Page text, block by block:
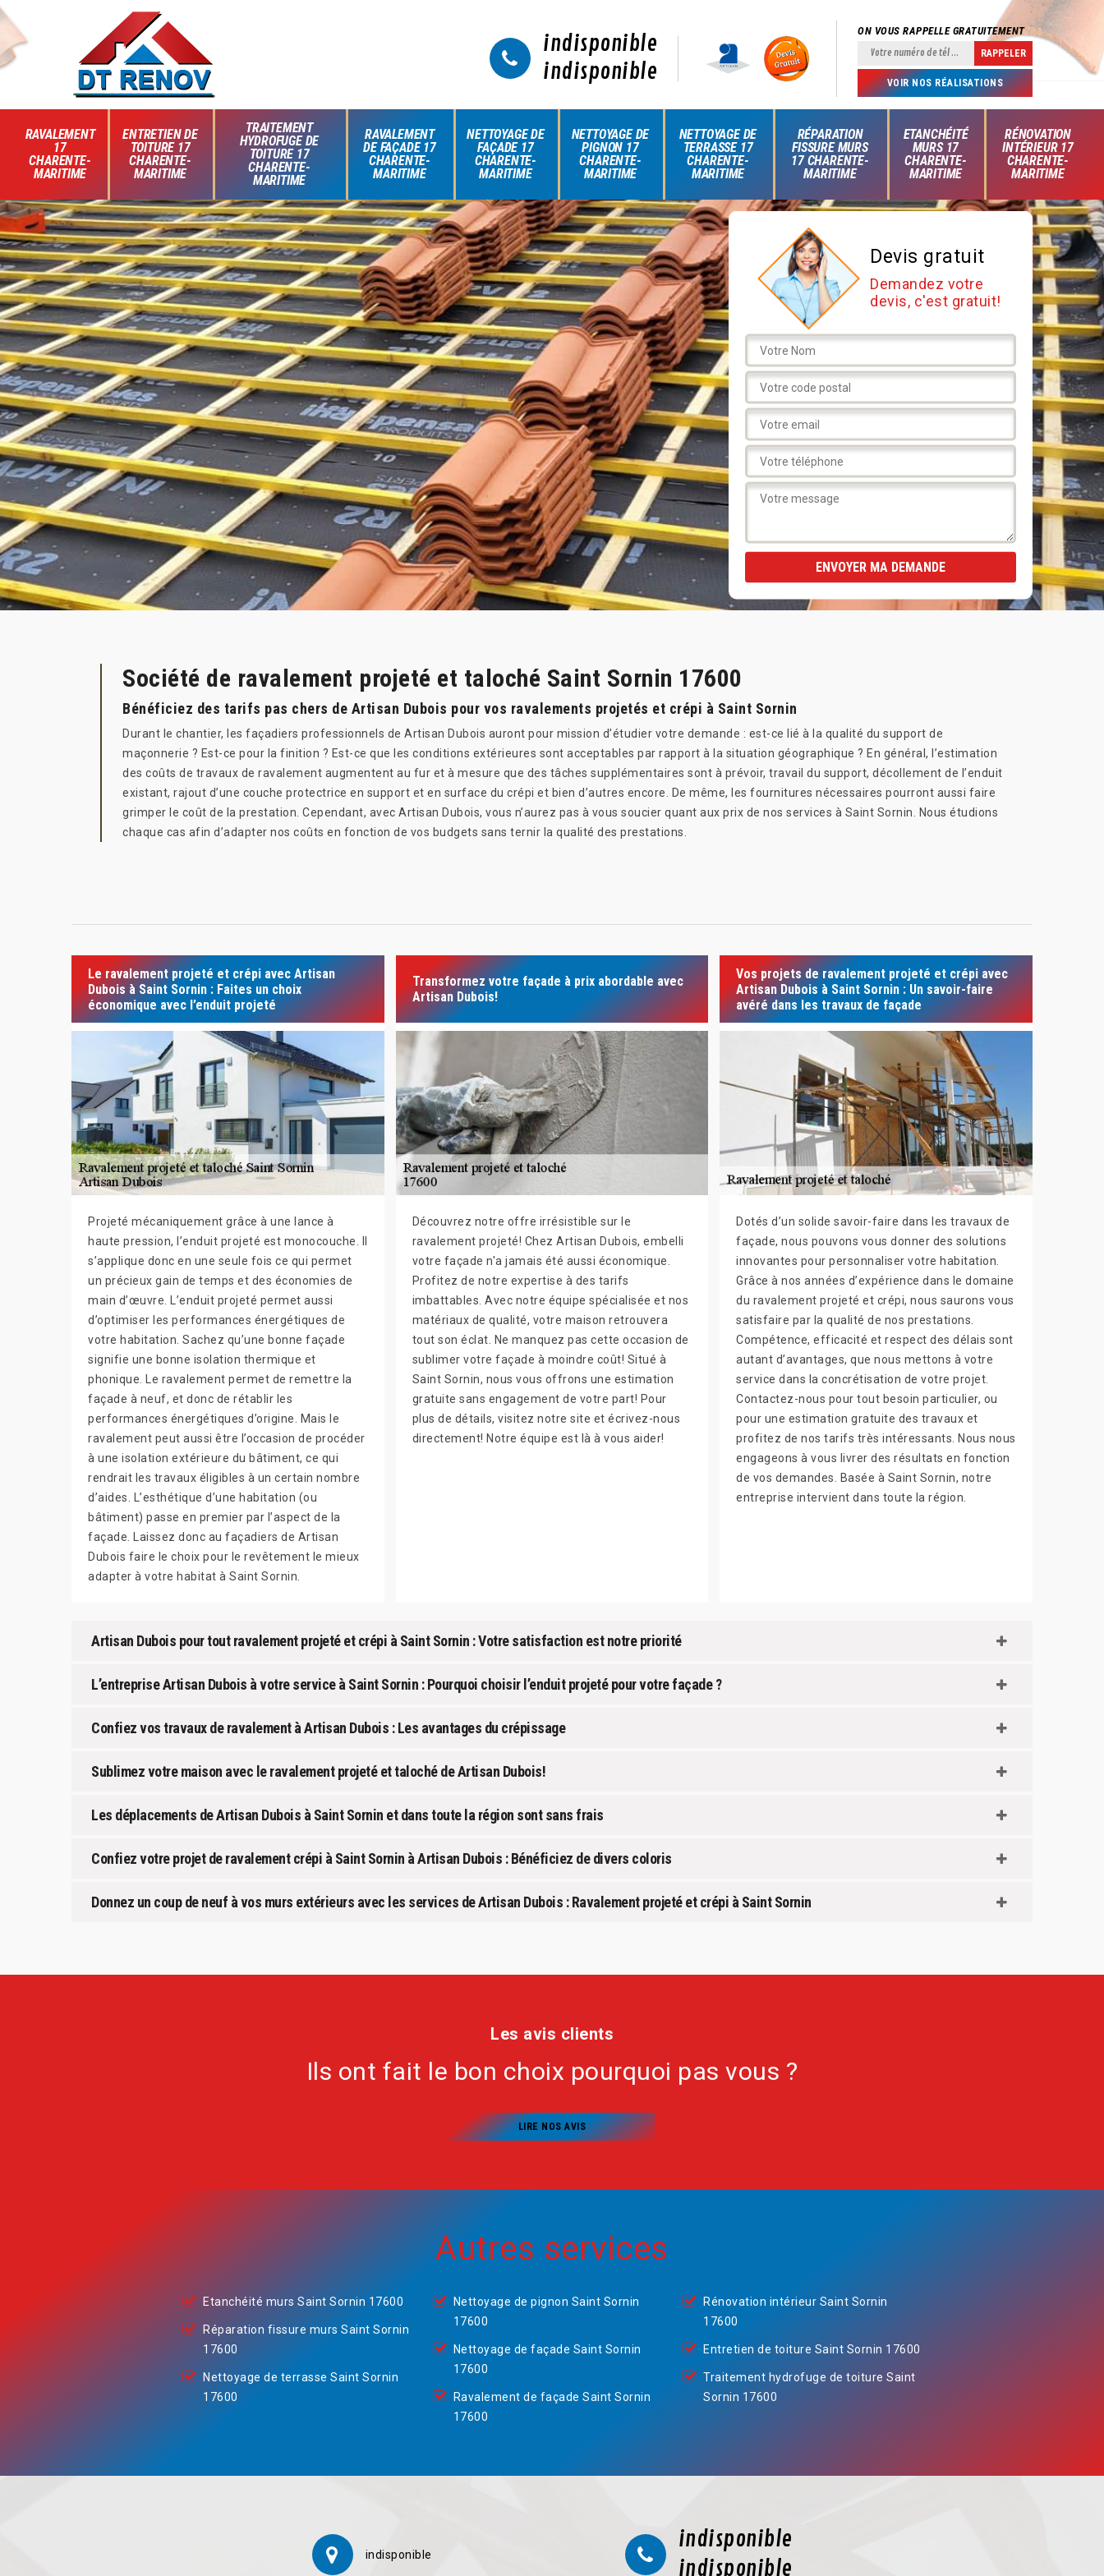
indisponible
indisponible
ON VOUS RAPPELLE GRATUITEMENT
VOIR NOS RÉALISATIONS
RAVALEMENT
17
CHARENTE-
MARITIME
ENTRETIEN DE
TOITURE 17
CHARENTE-
MARITIME
TRAITEMENT
HYDROFUGE DE
TOITURE 17
CHARENTE-
MARITIME
RAVALEMENT
DE FAÇADE 17
CHARENTE-
MARITIME
NETTOYAGE DE
FAÇADE 17
CHARENTE-
MARITIME
NETTOYAGE DE
PIGNON 17
CHARENTE-
MARITIME
NETTOYAGE DE
TERRASSE 17
CHARENTE-
MARITIME
RÉPARATION
FISSURE MURS
17 CHARENTE-
MARITIME
ETANCHÉITÉ
MURS 17
CHARENTE-
MARITIME
RÉNOVATION
INTÉRIEUR 17
CHARENTE-
MARITIME
Devis gratuit
Demandez votre
devis, c'est gratuit!
Société de ravalement projeté et taloché Saint Sornin 17600
Bénéficiez des tarifs pas chers de Artisan Dubois pour vos ravalements projetés et crépi à Saint Sornin
Durant le chantier, les façadiers professionnels de Artisan Dubois auront pour mission d’étudier votre demande : est-ce lié à la qualité du support de
maçonnerie ? Est-ce pour la finition ? Est-ce que les conditions extérieures sont acceptables par rapport à la situation géographique ? En général, l’estimation
des coûts de travaux de ravalement augmentent au fur et à mesure que des tâches supplémentaires sont à prévoir, travail du support, décollement de l’enduit
existant, rajout d’une couche protectrice en support et en surface du crépi et bien d’autres encore. De même, les fournitures nécessaires pourront aussi faire
grimper le coût de la prestation. Cependant, avec Artisan Dubois, vous n’aurez pas à vous soucier quant aux prix de nos services à Saint Sornin. Nous étudions
chaque cas afin d’adapter nos coûts en fonction de vos budgets sans ternir la qualité des prestations.
Le ravalement projeté et crépi avec Artisan
Dubois à Saint Sornin : Faites un choix
économique avec l’enduit projeté
Projeté mécaniquement grâce à une lance à
haute pression, l’enduit projeté est monocouche. Il
s’applique donc en une seule fois ce qui permet
un précieux gain de temps et des économies de
main d’œuvre. L’enduit projeté permet aussi
d’optimiser les performances énergétiques de
votre habitation. Sachez qu’une bonne façade
signifie une bonne isolation thermique et
phonique. Le ravalement permet de remettre la
façade à neuf, et donc de rétablir les
performances énergétiques d’origine. Mais le
ravalement peut aussi être l’occasion de procéder
à une isolation extérieure du bâtiment, ce qui
rendrait les travaux éligibles à un certain nombre
d’aides. L’esthétique d’une habitation (ou
bâtiment) passe en premier par l’aspect de la
façade. Laissez donc au façadiers de Artisan
Dubois faire le choix pour le revêtement le mieux
adapter à votre habitat à Saint Sornin.
Transformez votre façade à prix abordable avec
Artisan Dubois!
Découvrez notre offre irrésistible sur le
ravalement projeté! Chez Artisan Dubois, embelli
votre façade n'a jamais été aussi économique.
Profitez de notre expertise à des tarifs
imbattables. Avec notre équipe spécialisée et nos
matériaux de qualité, votre maison retrouvera
tout son éclat. Ne manquez pas cette occasion de
sublimer votre façade à moindre coût! Situé à
Saint Sornin, nous vous offrons une estimation
gratuite sans engagement de votre part! Pour
plus de détails, visitez notre site et écrivez-nous
directement! Notre équipe est là à vous aider!
Vos projets de ravalement projeté et crépi avec
Artisan Dubois à Saint Sornin : Un savoir-faire
avéré dans les travaux de façade
Dotés d’un solide savoir-faire dans les travaux de
façade, nous pouvons vous donner des solutions
innovantes pour personnaliser votre habitation.
Grâce à nos années d’expérience dans le domaine
du ravalement projeté et crépi, nous saurons vous
satisfaire par la qualité de nos prestations.
Compétence, efficacité et respect des délais sont
autant d’avantages, que nous mettons à votre
service dans la concrétisation de votre projet.
Contactez-nous pour tout besoin particulier, ou
pour une estimation gratuite des travaux et
profitez de nos tarifs très intéressants. Nous nous
engageons à vous livrer des résultats en fonction
de vos demandes. Basée à Saint Sornin, notre
entreprise intervient dans toute la région.
Artisan Dubois pour tout ravalement projeté et crépi à Saint Sornin : Votre satisfaction est notre priorité
L’entreprise Artisan Dubois à votre service à Saint Sornin : Pourquoi choisir l’enduit projeté pour votre façade ?
Confiez vos travaux de ravalement à Artisan Dubois : Les avantages du crépissage
Sublimez votre maison avec le ravalement projeté et taloché de Artisan Dubois!
Les déplacements de Artisan Dubois à Saint Sornin et dans toute la région sont sans frais
Confiez votre projet de ravalement crépi à Saint Sornin à Artisan Dubois : Bénéficiez de divers coloris
Donnez un coup de neuf à vos murs extérieurs avec les services de Artisan Dubois : Ravalement projeté et crépi à Saint Sornin
Les avis clients
Ils ont fait le bon choix pourquoi pas vous ?
LIRE NOS AVIS
Autres services
Etanchéité murs Saint Sornin 17600
Réparation fissure murs Saint Sornin
17600
Nettoyage de terrasse Saint Sornin
17600
Nettoyage de pignon Saint Sornin
17600
Nettoyage de façade Saint Sornin
17600
Ravalement de façade Saint Sornin
17600
Rénovation intérieur Saint Sornin
17600
Entretien de toiture Saint Sornin 17600
Traitement hydrofuge de toiture Saint
Sornin 17600
indisponible
indisponible
indisponible